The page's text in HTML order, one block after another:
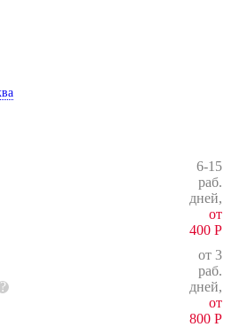
6-15
раб.
дней,
от
400 Р
от 3
раб.
дней,
от
800 Р